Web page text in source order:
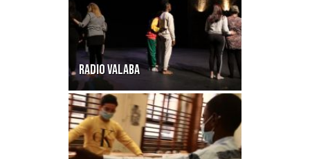
RADIO VALABA